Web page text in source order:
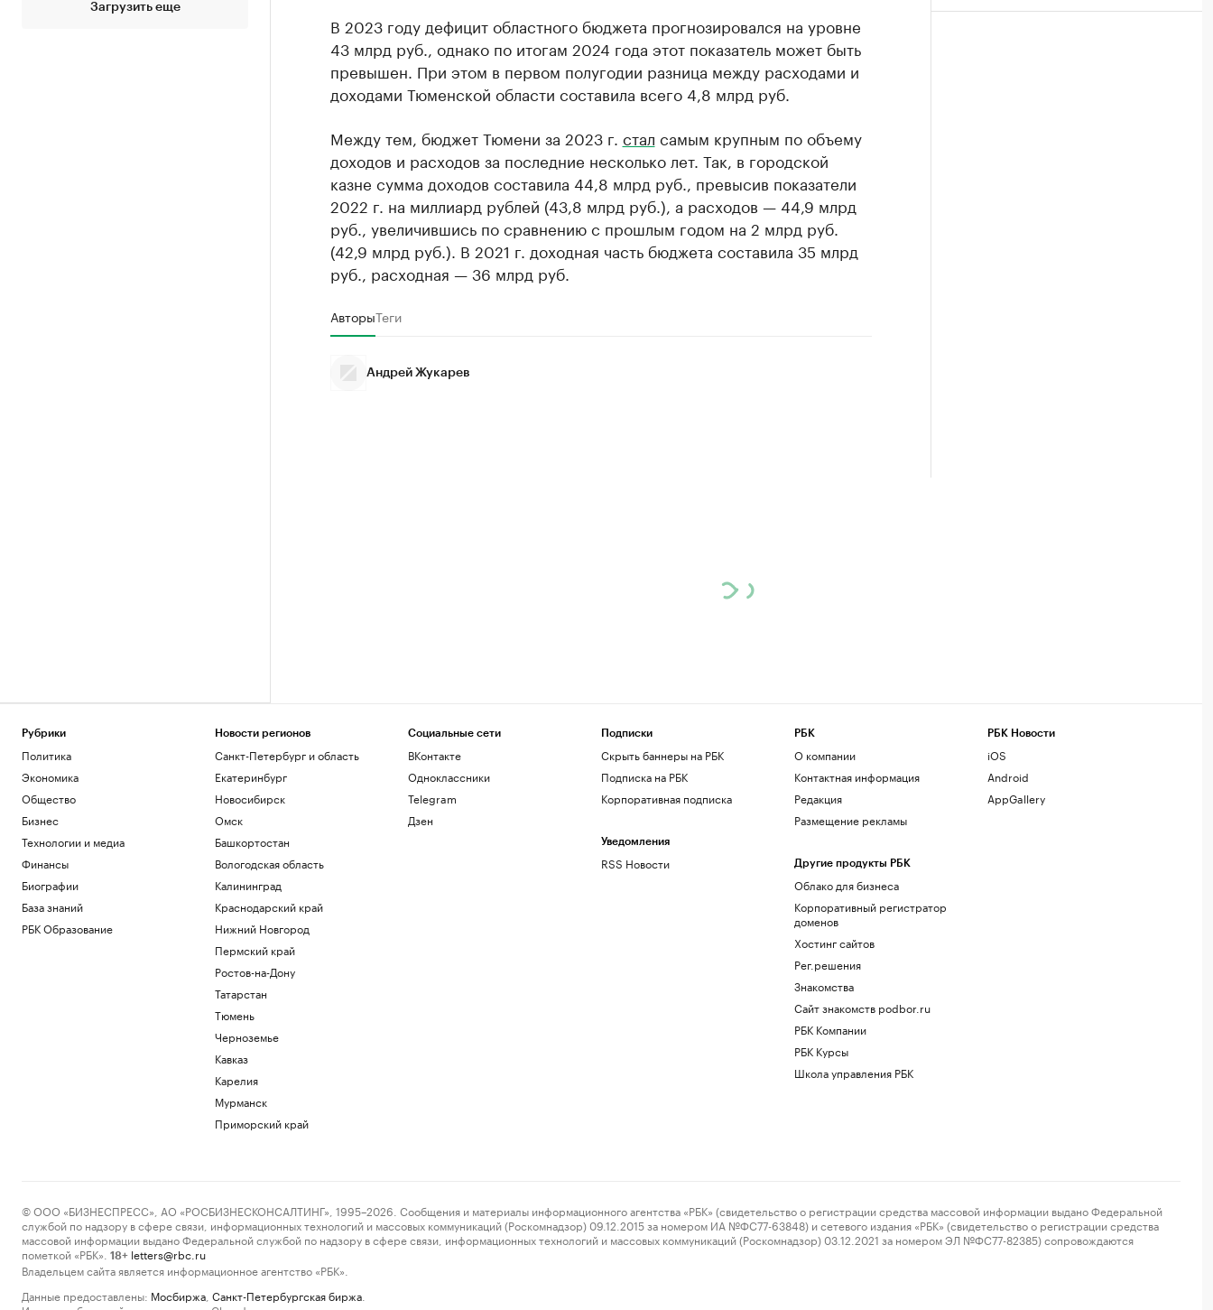
Загрузить еще
В 2023 году дефицит областного бюджета прогнозировался на уровне
43 млрд руб., однако по итогам 2024 года этот показатель может быть
превышен. При этом в первом полугодии разница между расходами и
доходами Тюменской области составила всего 4,8 млрд руб.
Между тем, бюджет Тюмени за 2023 г. стал самым крупным по объему
доходов и расходов за последние несколько лет. Так, в городской
казне сумма доходов составила 44,8 млрд руб., превысив показатели
2022 г. на миллиард рублей (43,8 млрд руб.), а расходов — 44,9 млрд
руб., увеличившись по сравнению с прошлым годом на 2 млрд руб.
(42,9 млрд руб.). В 2021 г. доходная часть бюджета составила 35 млрд
руб., расходная — 36 млрд руб.
АвторыТеги
Андрей Жукарев
Рубрики
Политика
Экономика
Общество
Бизнес
Технологии и медиа
Финансы
Биографии
База знаний
РБК Образование
Новости регионов
Санкт-Петербург и область
Екатеринбург
Новосибирск
Омск
Башкортостан
Вологодская область
Калининград
Краснодарский край
Нижний Новгород
Пермский край
Ростов-на-Дону
Татарстан
Тюмень
Черноземье
Кавказ
Карелия
Мурманск
Приморский край
Социальные сети
ВКонтакте
Одноклассники
Telegram
Дзен
Подписки
Скрыть баннеры на РБК
Подписка на РБК
Корпоративная подписка
Уведомления
RSS Новости
РБК
О компании
Контактная информация
Редакция
Размещение рекламы
Другие продукты РБК
Облако для бизнеса
Корпоративный регистратор
доменов
Хостинг сайтов
Рег.решения
Знакомства
Сайт знакомств podbor.ru
РБК Компании
РБК Курсы
Школа управления РБК
РБК Новости
iOS
Android
AppGallery
© ООО «БИЗНЕСПРЕСС», АО «РОСБИЗНЕСКОНСАЛТИНГ», 1995–2026. Сообщения и материалы информационного агентства «РБК» (свидетельство о регистрации средства массовой информации выдано Федеральной
службой по надзору в сфере связи, информационных технологий и массовых коммуникаций (Роскомнадзор) 09.12.2015 за номером ИА №ФС77-63848) и сетевого издания «РБК» (свидетельство о регистрации средства
массовой информации выдано Федеральной службой по надзору в сфере связи, информационных технологий и массовых коммуникаций (Роскомнадзор) 03.12.2021 за номером ЭЛ №ФС77-82385) сопровождаются
пометкой «РБК».
18+ letters@rbc.ru
Владельцем сайта является информационное агентство «РБК».
Данные предоставлены: Мосбиржа Санкт-Петербургская биржа